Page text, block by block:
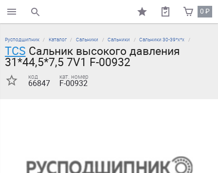
поиск по каталогу 0₽
Русподшипник Каталог Сальники Сальники Сальники 30-39*х*х
TCS Сальник высокого давления
31*44,5*7,5 7V1 F-00932
код
66847
кат. номер
F-00932